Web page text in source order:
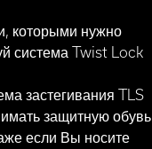
которыми нужно
система Twist Lock
застегивания TLS
защитную обувь
если Вы носите